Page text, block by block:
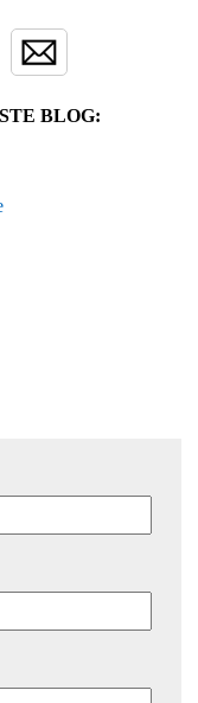
BLOG: